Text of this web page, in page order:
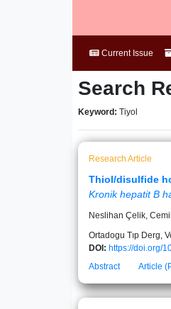
Current Issue
Search
Keyword: Tiyol
Research Article
Thiol/disulfide
Kronik hepatit B
Neslihan Çelik,
Ortadogu Tıp Derg,
DOI: https://doi.org/
Abstract
Article